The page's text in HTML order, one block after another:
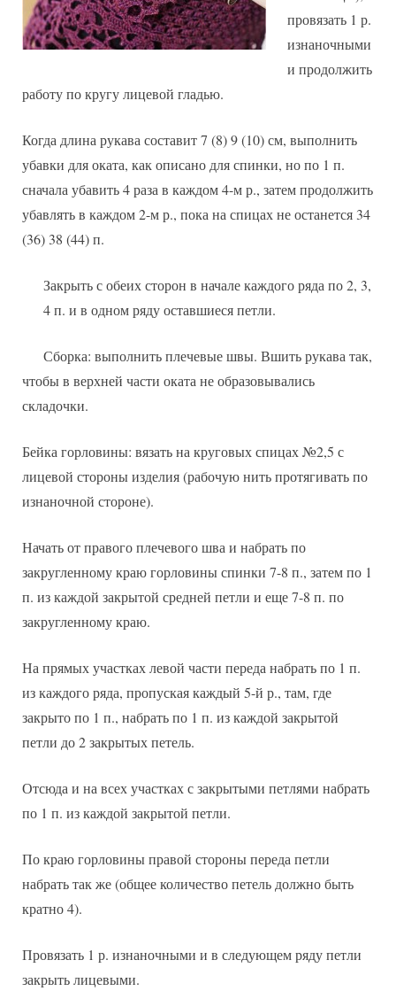
провязать 1 р.
изнаночными
и продолжить
работу по кругу лицевой гладью.
Когда длина рукава составит 7 (8) 9 (10) см, выполнить
убавки для оката, как описано для спинки, но по 1 п.
сначала убавить 4 раза в каждом 4-м р., затем продолжить
убавлять в каждом 2-м р., пока на спицах не останется 34
(36) 38 (44) п.
Закрыть с обеих сторон в начале каждого ряда по 2, 3,
4 п. и в одном ряду оставшиеся петли.
Сборка: выполнить плечевые швы. Вшить рукава так,
чтобы в верхней части оката не образовывались
складочки.
Бейка горловины: вязать на круговых спицах №2,5 с
лицевой стороны изделия (рабочую нить протягивать по
изнаночной стороне).
Начать от правого плечевого шва и набрать по
закругленному краю горловины спинки 7-8 п., затем по 1
п. из каждой закрытой средней петли и еще 7-8 п. по
закругленному краю.
На прямых участках левой части переда набрать по 1 п.
из каждого ряда, пропуская каждый 5-й р., там, где
закрыто по 1 п., набрать по 1 п. из каждой закрытой
петли до 2 закрытых петель.
Отсюда и на всех участках с закрытыми петлями набрать
по 1 п. из каждой закрытой петли.
По краю горловины правой стороны переда петли
набрать так же (общее количество петель должно быть
кратно 4).
Провязать 1 р. изнаночными и в следующем ряду петли
закрыть лицевыми.